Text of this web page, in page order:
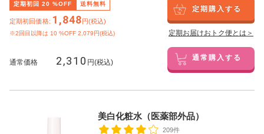
定期初回 20 %OFF 送料無料
定期初回価格: 1,848円(税込)
※2回目以降は 10 %OFF 2,079円(税込)
定期購入する
定期お届けおトク便とは＞
通常価格 2,310 円(税込) 通常購入する
美白化粧水（医薬部外品）
209件